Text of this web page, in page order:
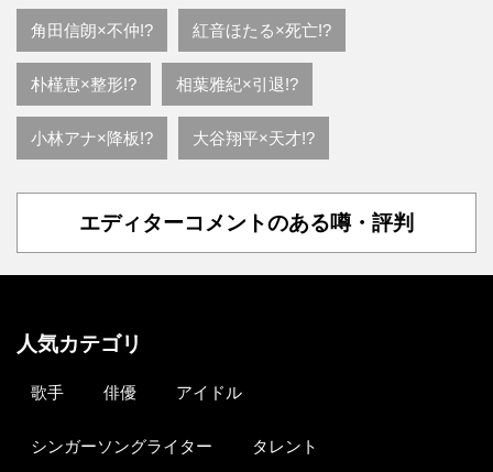
角田信朗×不仲!? 紅音ほたる×死亡!?
朴槿恵×整形!? 相葉雅紀×引退!?
小林アナ×降板!? 大谷翔平×天才!?
エディターコメントのある噂・評判
人気カテゴリ
歌手 俳優 アイドル
シンガーソングライター タレント